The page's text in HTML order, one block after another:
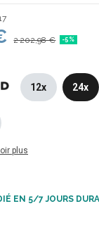
2 202,98 € -5%
12x 24x
plus
EN 5/7 JOURS